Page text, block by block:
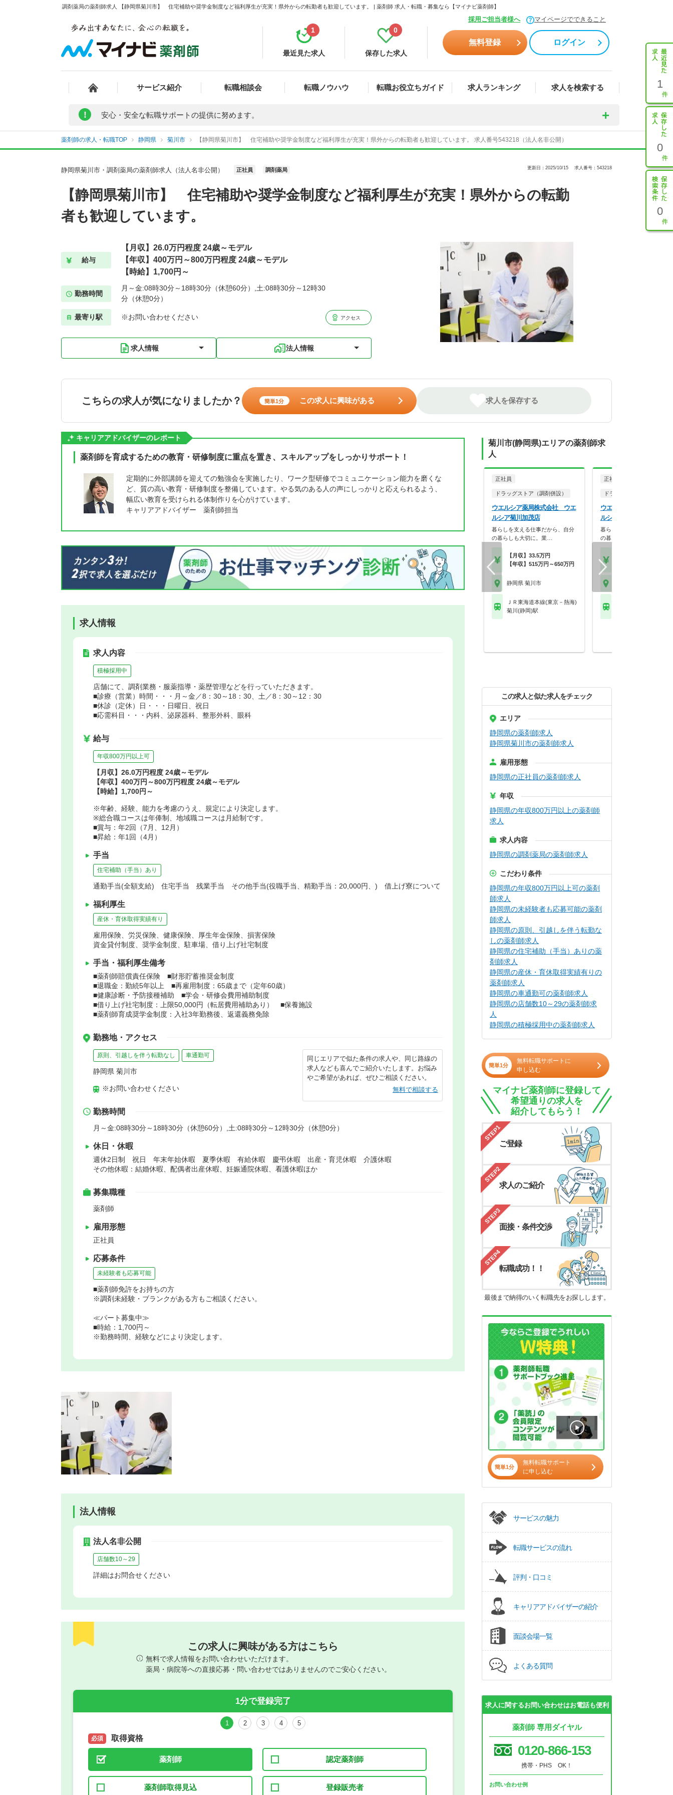
調剤薬局の薬剤師求人 【静岡県菊川市】 住宅補助や奨学金制度など福利厚生が充実！県外からの転勤者も歓迎しています。 | 薬剤師 求人・転職・募集なら【マイナビ薬剤師】
採用ご担当者様へ マイページでできること
最近見た求人
1
保存した求人
0
無料登録 ログイン
サービス紹介 転職相談会 転職ノウハウ 転職お役立ちガイド 求人ランキング 求人を検索する 1
0
0
! 安心・安全な転職サポートの提供に努めます。
薬剤師の求人・転職TOP 静岡県 菊川市 【静岡県菊川市】 住宅補助や奨学金制度など福利厚生が充実！県外からの転勤者も歓迎しています。 求人番号543218（法人名非公開）
静岡県菊川市・調剤薬局の薬剤師求人（法人名非公開） 正社員 調剤薬局 更新日：2025/10/15 求人番号：543218
【静岡県菊川市】 住宅補助や奨学金制度など福利厚生が充実！県外からの転勤
者も歓迎しています。
給与
【月収】26.0万円程度 24歳～モデル
【年収】400万円～800万円程度 24歳～モデル
【時給】1,700円～
勤務時間
月～金:08時30分～18時30分（休憩60分）,土:08時30分～12時30
分（休憩0分）
最寄り駅 ※お問い合わせください アクセス
求人情報 法人情報
こちらの求人が気になりましたか？ 簡単1分 この求人に興味がある 求人を保存する
キャリアアドバイザーのレポート
薬剤師を育成するための教育・研修制度に重点を置き、スキルアップをしっかりサポート！
定期的に外部講師を迎えての勉強会を実施したり、ワーク型研修でコミュニケーション能力を磨くな
ど、質の高い教育・研修制度を整備しています。やる気のある人の声にしっかりと応えられるよう、
幅広い教育を受けられる体制作りを心がけています。
キャリアアドバイザー 薬剤師担当
求人情報
求人内容
積極採用中
店舗にて、調剤業務・服薬指導・薬歴管理などを行っていただきます。
■診療（営業）時間・・・月～金／8：30～18：30、土／8：30～12：30
■休診（定休）日・・・日曜日、祝日
■応需科目・・・内科、泌尿器科、整形外科、眼科
給与
年収800万円以上可
【月収】26.0万円程度 24歳～モデル
【年収】400万円～800万円程度 24歳～モデル
【時給】1,700円～
※年齢、経験、能力を考慮のうえ、規定により決定します。
※総合職コースは年俸制、地域職コースは月給制です。
■賞与：年2回（7月、12月）
■昇給：年1回（4月）
手当
住宅補助（手当）あり
通勤手当(全額支給) 住宅手当 残業手当 その他手当(役職手当、精勤手当：20,000円、) 借上げ寮について
福利厚生
産休・育休取得実績有り
雇用保険、労災保険、健康保険、厚生年金保険、損害保険
資金貸付制度、奨学金制度、駐車場、借り上げ社宅制度
手当・福利厚生備考
■薬剤師賠償責任保険 ■財形貯蓄推奨金制度
■退職金：勤続5年以上 ■再雇用制度：65歳まで（定年60歳）
■健康診断・予防接種補助 ■学会・研修会費用補助制度
■借り上げ社宅制度：上限50,000円（転居費用補助あり） ■保養施設
■薬剤師育成奨学金制度：入社3年勤務後、返還義務免除
勤務地・アクセス
原則、引越しを伴う転勤なし 車通勤可
静岡県 菊川市
※お問い合わせください
同じエリアで似た条件の求人や、同じ路線の
求人なども喜んでご紹介いたします。お悩み
やご希望があれば、ぜひご相談ください。
無料で相談する
勤務時間
月～金:08時30分～18時30分（休憩60分）,土:08時30分～12時30分（休憩0分）
休日・休暇
週休2日制 祝日 年末年始休暇 夏季休暇 有給休暇 慶弔休暇 出産・育児休暇 介護休暇
その他休暇：結婚休暇、配偶者出産休暇、妊娠通院休暇、看護休暇ほか
募集職種
薬剤師
雇用形態
正社員
応募条件
未経験者も応募可能
■薬剤師免許をお持ちの方
※調剤未経験・ブランクがある方もご相談ください。
≪パート募集中≫
■時給：1,700円～
※勤務時間、経験などにより決定します。
法人情報
法人名非公開
店舗数10～29
詳細はお問合せください
この求人に興味がある方はこちら
無料で求人情報をお問い合わせいただけます。
薬局・病院等への直接応募・問い合わせではありませんのでご安心ください。
1分で登録完了
1 2 3 4 5
必須 取得資格
薬剤師 認定薬剤師
薬剤師取得見込 登録販売者
希望の働き方
パート(週4日～5日)
菊川市(静岡県)エリアの薬剤師求
人
正社員
ドラッグストア（調剤併設）
ウエルシア薬局株式会社 ウエ
ルシア菊川加茂店
暮らしを支える仕事だから、自分
の暮らしも大切に。業…
【月収】33.5万円
【年収】515万円～650万円
静岡県 菊川市
ＪＲ東海道本線(東京－熱海)
菊川(静岡)駅
正社員
ドラッグストア（調剤併設
ウエルシア薬局株式会社
ルシア菊川土橋店
暮らしを支える仕事だから、
の暮らしも大切に。業…
この求人と似た求人をチェック
エリア
静岡県の薬剤師求人
静岡県菊川市の薬剤師求人
雇用形態
静岡県の正社員の薬剤師求人
年収
静岡県の年収800万円以上の薬剤師
求人
求人内容
静岡県の調剤薬局の薬剤師求人
こだわり条件
静岡県の年収800万円以上可の薬剤
師求人
静岡県の未経験者も応募可能の薬剤
師求人
静岡県の原則、引越しを伴う転勤な
しの薬剤師求人
静岡県の住宅補助（手当）ありの薬
剤師求人
静岡県の産休・育休取得実績有りの
薬剤師求人
静岡県の車通勤可の薬剤師求人
静岡県の店舗数10～29の薬剤師求
人
静岡県の積極採用中の薬剤師求人
簡単1分
無料転職サポートに
申し込む
マイナビ薬剤師に登録して
希望通りの求人を
紹介してもらう！
STEP1
ご登録
STEP2
求人のご紹介
STEP3
面接・条件交渉
STEP4
転職成功！！
最後まで納得のいく転職先をお探しします。
簡単1分
無料転職サポート
に申し込む
サービスの魅力
転職サービスの流れ
評判・口コミ
キャリアアドバイザーの紹介
面談会場一覧
よくある質問
求人に関するお問い合わせはお電話も便利
薬剤師 専用ダイヤル
0120-866-153
携帯・PHS OK！
お問い合わせ例